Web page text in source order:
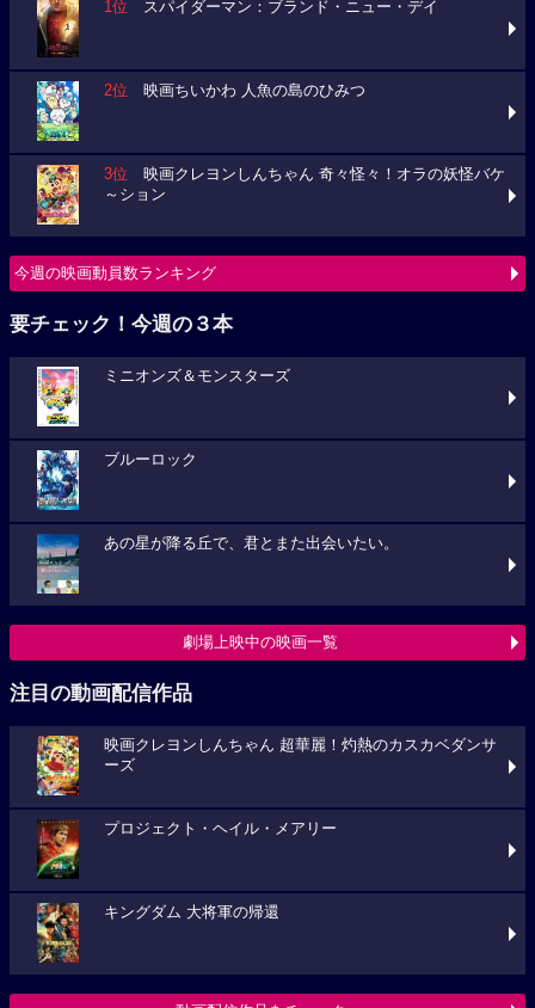
1位 スパイダーマン：ブランド・ニュー・デイ
2位 映画ちいかわ 人魚の島のひみつ
3位 映画クレヨンしんちゃん 奇々怪々！オラの妖怪バケ
～ション
今週の映画動員数ランキング
要チェック！今週の３本
ミニオンズ＆モンスターズ
ブルーロック
あの星が降る丘で、君とまた出会いたい。
劇場上映中の映画一覧
注目の動画配信作品
映画クレヨンしんちゃん 超華麗！灼熱のカスカベダンサ
ーズ
プロジェクト・ヘイル・メアリー
キングダム 大将軍の帰還